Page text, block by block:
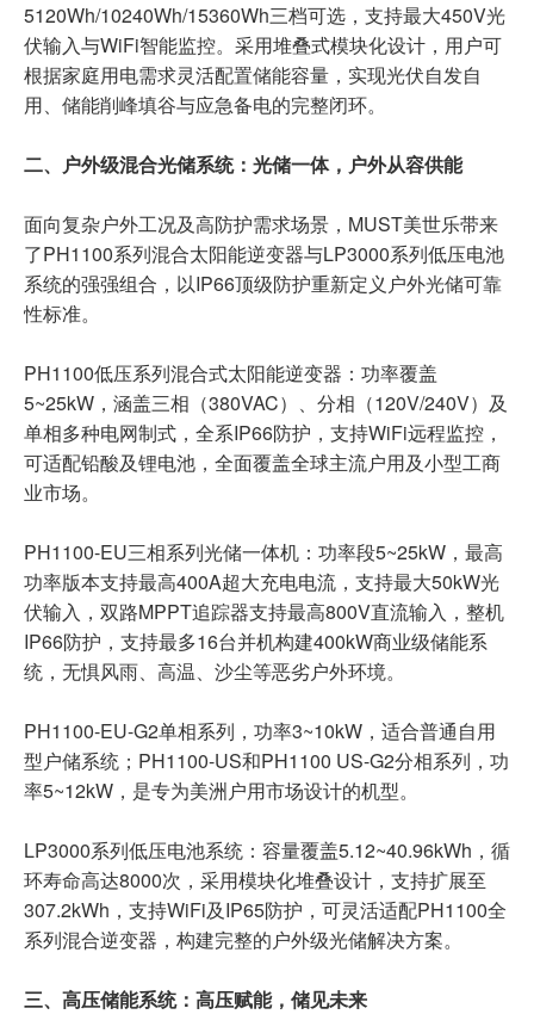
5120Wh/10240Wh/15360Wh三档可选，支持最大450V光
伏输入与WiFi智能监控。采用堆叠式模块化设计，用户可
根据家庭用电需求灵活配置储能容量，实现光伏自发自
用、储能削峰填谷与应急备电的完整闭环。
二、户外级混合光储系统：光储一体，户外从容供能
面向复杂户外工况及高防护需求场景，MUST美世乐带来
了PH1100系列混合太阳能逆变器与LP3000系列低压电池
系统的强强组合，以IP66顶级防护重新定义户外光储可靠
性标准。
PH1100低压系列混合式太阳能逆变器：功率覆盖
5~25kW，涵盖三相（380VAC）、分相（120V/240V）及
单相多种电网制式，全系IP66防护，支持WiFi远程监控，
可适配铅酸及锂电池，全面覆盖全球主流户用及小型工商
业市场。
PH1100-EU三相系列光储一体机：功率段5~25kW，最高
功率版本支持最高400A超大充电电流，支持最大50kW光
伏输入，双路MPPT追踪器支持最高800V直流输入，整机
IP66防护，支持最多16台并机构建400kW商业级储能系
统，无惧风雨、高温、沙尘等恶劣户外环境。
PH1100-EU-G2单相系列，功率3~10kW，适合普通自用
型户储系统；PH1100-US和PH1100 US-G2分相系列，功
率5~12kW，是专为美洲户用市场设计的机型。
LP3000系列低压电池系统：容量覆盖5.12~40.96kWh，循
环寿命高达8000次，采用模块化堆叠设计，支持扩展至
307.2kWh，支持WiFi及IP65防护，可灵活适配PH1100全
系列混合逆变器，构建完整的户外级光储解决方案。
三、高压储能系统：高压赋能，储见未来